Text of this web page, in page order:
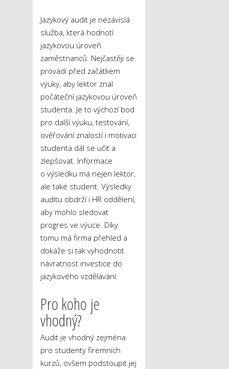
Jazykový audit je nezávislá
služba, která hodnotí
jazykovou úroveň
zaměstnanců. Nejčastěji se
provádí před začátkem
výuky, aby lektor znal
počáteční jazykovou úroveň
studenta. Je to výchozí bod
pro další výuku, testování,
ověřování znalostí i motivaci
studenta dál se učit a
zlepšovat. Informace
o výsledku má nejen lektor,
ale také student. Výsledky
auditu obdrží i HR oddělení,
aby mohlo sledovat
progres ve výuce. Díky
tomu má firma přehled a
dokáže si tak vyhodnotit
návratnost investice do
jazykového vzdělávání.
Pro koho je
vhodný?
Audit je vhodný zejména
pro studenty firemních
kurzů, ovšem podstoupit jej